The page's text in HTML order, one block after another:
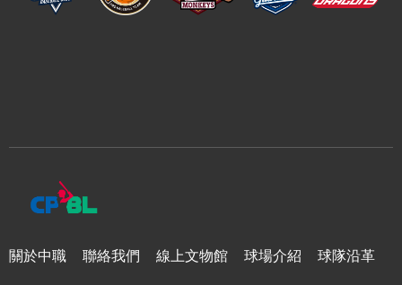
關於中職 聯絡我們 線上文物館 球場介紹 球隊沿革